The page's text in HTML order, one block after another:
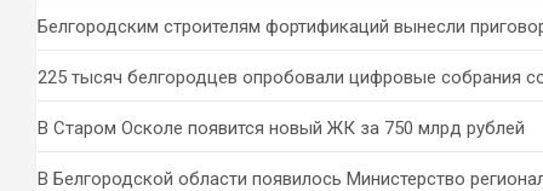
Белгородским строителям фортификаций вынесли
225 тысяч белгородцев опробовали цифровые собрания
В Старом Осколе появится новый ЖК за 750 млрд рублей
В Белгородской области появилось Министерство